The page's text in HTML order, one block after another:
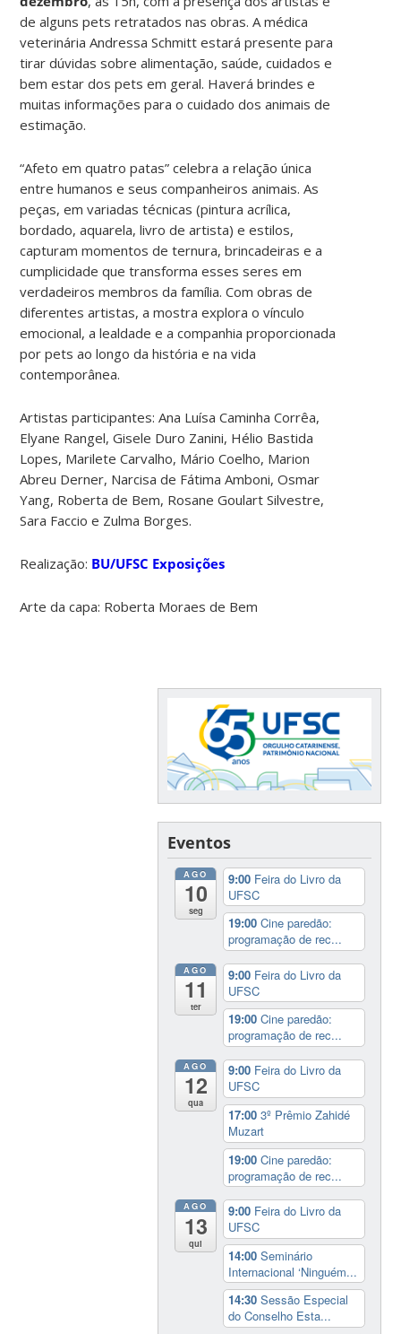
de alguns pets retratados nas obras. A médica
veterinária Andressa Schmitt estará presente para
tirar dúvidas sobre alimentação, saúde, cuidados e
bem estar dos pets em geral. Haverá brindes e
muitas informações para o cuidado dos animais de
estimação.
“Afeto em quatro patas” celebra a relação única
entre humanos e seus companheiros animais. As
peças, em variadas técnicas (pintura acrílica,
bordado, aquarela, livro de artista) e estilos,
capturam momentos de ternura, brincadeiras e a
cumplicidade que transforma esses seres em
verdadeiros membros da família. Com obras de
diferentes artistas, a mostra explora o vínculo
emocional, a lealdade e a companhia proporcionada
por pets ao longo da história e na vida
contemporânea.
Artistas participantes: Ana Luísa Caminha Corrêa,
Elyane Rangel, Gisele Duro Zanini, Hélio Bastida
Lopes, Marilete Carvalho, Mário Coelho, Marion
Abreu Derner, Narcisa de Fátima Amboni, Osmar
Yang, Roberta de Bem, Rosane Goulart Silvestre,
Sara Faccio e Zulma Borges.
Realização: BU/UFSC Exposições
Arte da capa: Roberta Moraes de Bem
Eventos
AGO
10
seg
9:00 Feira do Livro da
UFSC
19:00Cine paredão:
programação de rec...
AGO
11
ter
9:00 Feira do Livro da
UFSC
19:00Cine paredão:
programação de rec...
AGO
12
qua
9:00 Feira do Livro da
UFSC
17:003º Prêmio Zahidé
Muzart
19:00Cine paredão:
programação de rec...
AGO
13
qui
9:00 Feira do Livro da
UFSC
14:00Seminário
Internacional ‘Ninguém...
14:30Sessão Especial
do Conselho Esta...